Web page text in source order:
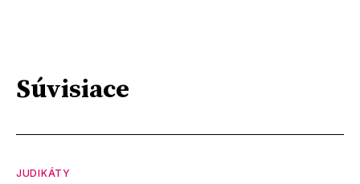
Súvisiace
JUDIKÁTY